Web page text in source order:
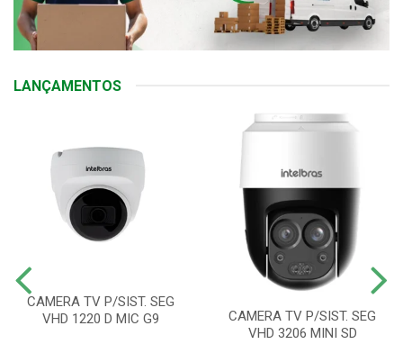
LANÇAMENTOS
CAMERA TV P/SIST. SEG
VHD 1220 D MIC G9
CAMERA TV P/SIST. SEG
VHD 3206 MINI SD